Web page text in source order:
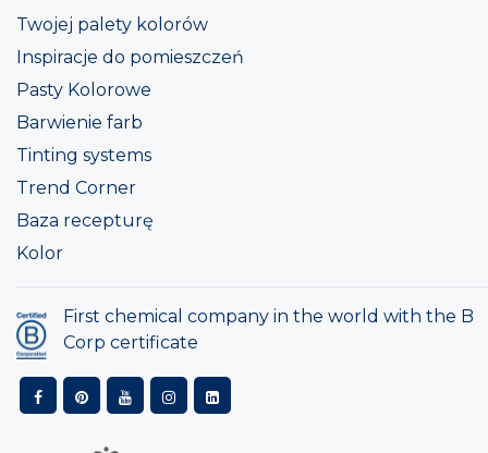
Twojej palety kolorów
Inspiracje do pomieszczeń
Pasty Kolorowe
Barwienie farb
Tinting systems
Trend Corner
Baza recepturę
Kolor
First chemical company in the world with the B
Corp certificate